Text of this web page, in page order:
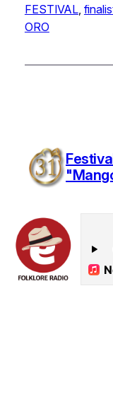
FESTIVAL,
ORO